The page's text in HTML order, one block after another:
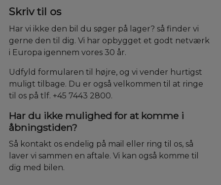
Skriv til os
Har vi ikke den bil du søger på lager? så finder vi
gerne den til dig. Vi har opbygget et godt netværk
i Europa igennem vores 30 år.
Udfyld formularen til højre, og vi vender hurtigst
muligt tilbage. Du er også velkommen til at ringe
til os på tlf. +45 7443 2800.
Har du ikke mulighed for at komme i
åbningstiden?
Så kontakt os endelig på mail eller ring til os, så
laver vi sammen en aftale. Vi kan også komme til
dig med bilen.